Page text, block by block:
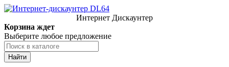
Интернет Дискаунтер
Корзина ждет
Выберите любое предложение
Найти